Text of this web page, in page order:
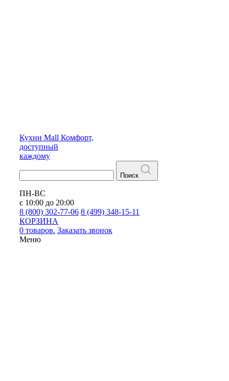
Кухни Mall Комфорт,
доступный
каждому
Поиск
ПН-ВС
с 10:00 до 20:00
8 (800) 302-77-06 8 (499) 348-15-11
КОРЗИНА
0 товаров. Заказать звонок
Меню